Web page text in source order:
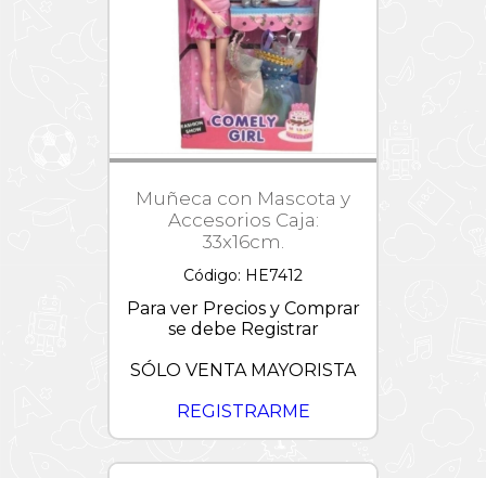
Muñeca con Mascota y
Accesorios Caja:
33x16cm.
Código: HE7412
Para ver Precios y Comprar
se debe Registrar
SÓLO VENTA MAYORISTA
REGISTRARME